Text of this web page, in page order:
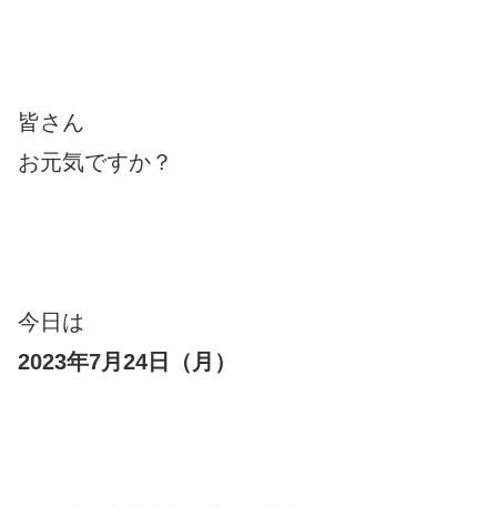
皆さん
お元気ですか？
今日は
2023年7月24日（月）